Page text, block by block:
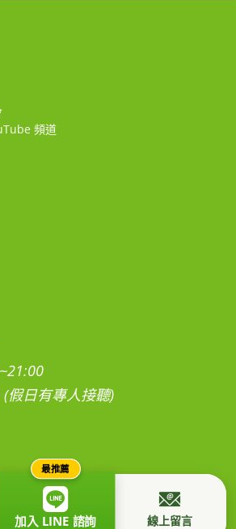
頻道
假日有專人接聽)
拉菲爾健康促進學會所有，所有影音、圖
屬本站所有，禁止任意轉載。隱私權政策
最推薦
加入 LINE 諮詢 線上留言